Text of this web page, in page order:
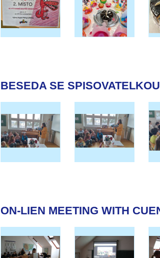
BESEDA SE SPISOVATELKOU
ON-LIEN MEETING WITH